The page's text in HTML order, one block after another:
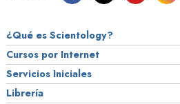
¿Qué es Scientology?
Cursos por Internet
Servicios Iniciales
Librería